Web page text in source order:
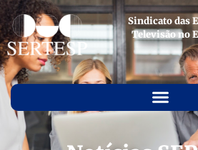
Sindicato das
Televisão no